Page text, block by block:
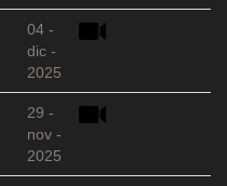
04 -
dic -
2025
29 -
nov -
2025